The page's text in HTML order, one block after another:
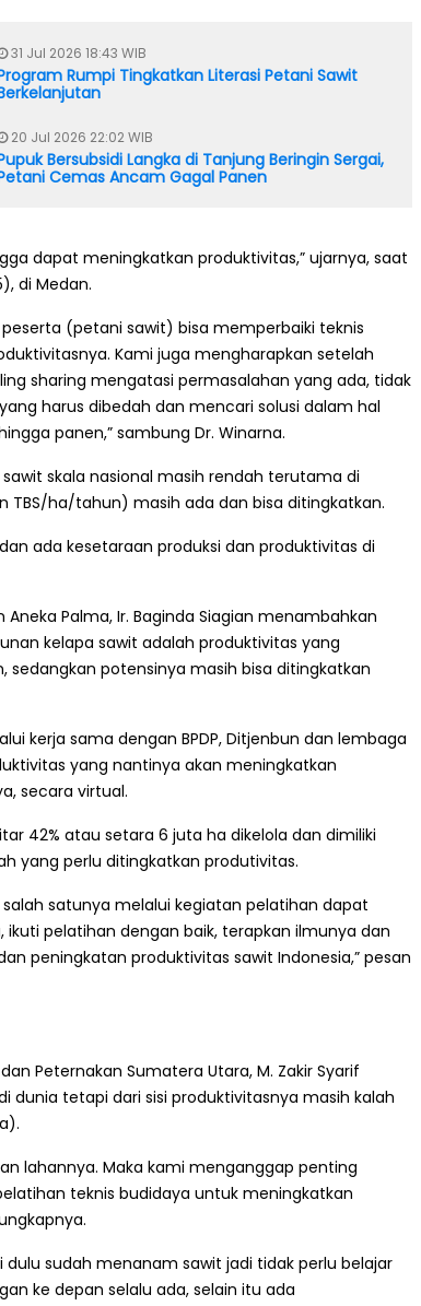
31 Jul 2026 18:43 WIB
Rumpi Tingkatkan Literasi Petani Sawit
20 Jul 2026 22:02 WIB
Bersubsidi Langka di Tanjung Beringin Sergai,
Cemas Ancam Gagal Panen
dapat meningkatkan produktivitas,” ujarnya, saat
di Medan.
(petani sawit) bisa memperbaiki teknis
Kami juga mengharapkan setelah
sharing mengatasi permasalahan yang ada, tidak
harus dibedah dan mencari solusi dalam hal
panen,” sambung Dr. Winarna.
skala nasional masih rendah terutama di
ha/tahun) masih ada dan bisa ditingkatkan.
ada kesetaraan produksi dan produktivitas di
Palma, Ir. Baginda Siagian menambahkan
kelapa sawit adalah produktivitas yang
potensinya masih bisa ditingkatkan
kerja sama dengan BPDP, Ditjenbun dan lembaga
yang nantinya akan meningkatkan
secara virtual.
42% atau setara 6 juta ha dikelola dan dimiliki
yang perlu ditingkatkan produtivitas.
satunya melalui kegiatan pelatihan dapat
pelatihan dengan baik, terapkan ilmunya dan
peningkatan produktivitas sawit Indonesia,” pesan
Peternakan Sumatera Utara, M. Zakir Syarif
dunia tetapi dari sisi produktivitasnya masih kalah
lahannya. Maka kami menganggap penting
teknis budidaya untuk meningkatkan
sudah menanam sawit jadi tidak perlu belajar
ke depan selalu ada, selain itu ada